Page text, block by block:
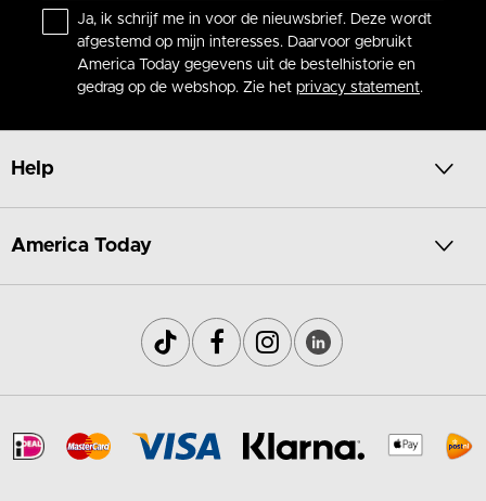
Ja, ik schrijf me in voor de nieuwsbrief. Deze wordt
afgestemd op mijn interesses. Daarvoor gebruikt
America Today gegevens uit de bestelhistorie en
gedrag op de webshop. Zie het privacy statement.
Help
America Today